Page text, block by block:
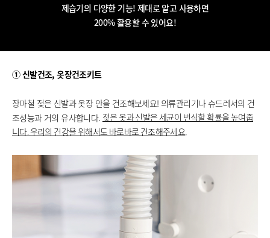
제습기의 다양한 기능! 제대로 알고 사용하면
200% 활용할 수 있어요!
① 신발건조, 옷장건조키트
장마철 젖은 신발과 옷장 안을 건조해보세요! 의류관리기나 슈드레서의 건
조성능과 거의 유사합니다. 젖은 옷과 신발은 세균이 번식할 확률을 높여줍
니다. 우리의 건강을 위해서도 바로바로 건조해주세요.